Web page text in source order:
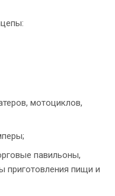
мотоциклов,
павильоны,
приготовления пищи и